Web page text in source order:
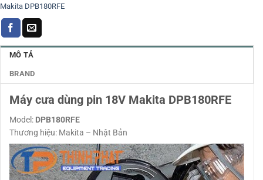
Makita DPB180RFE
MÔ TẢ
BRAND
Máy cưa dùng pin 18V Makita DPB180RFE
Model: DPB180RFE
Thương hiệu: Makita – Nhật Bản